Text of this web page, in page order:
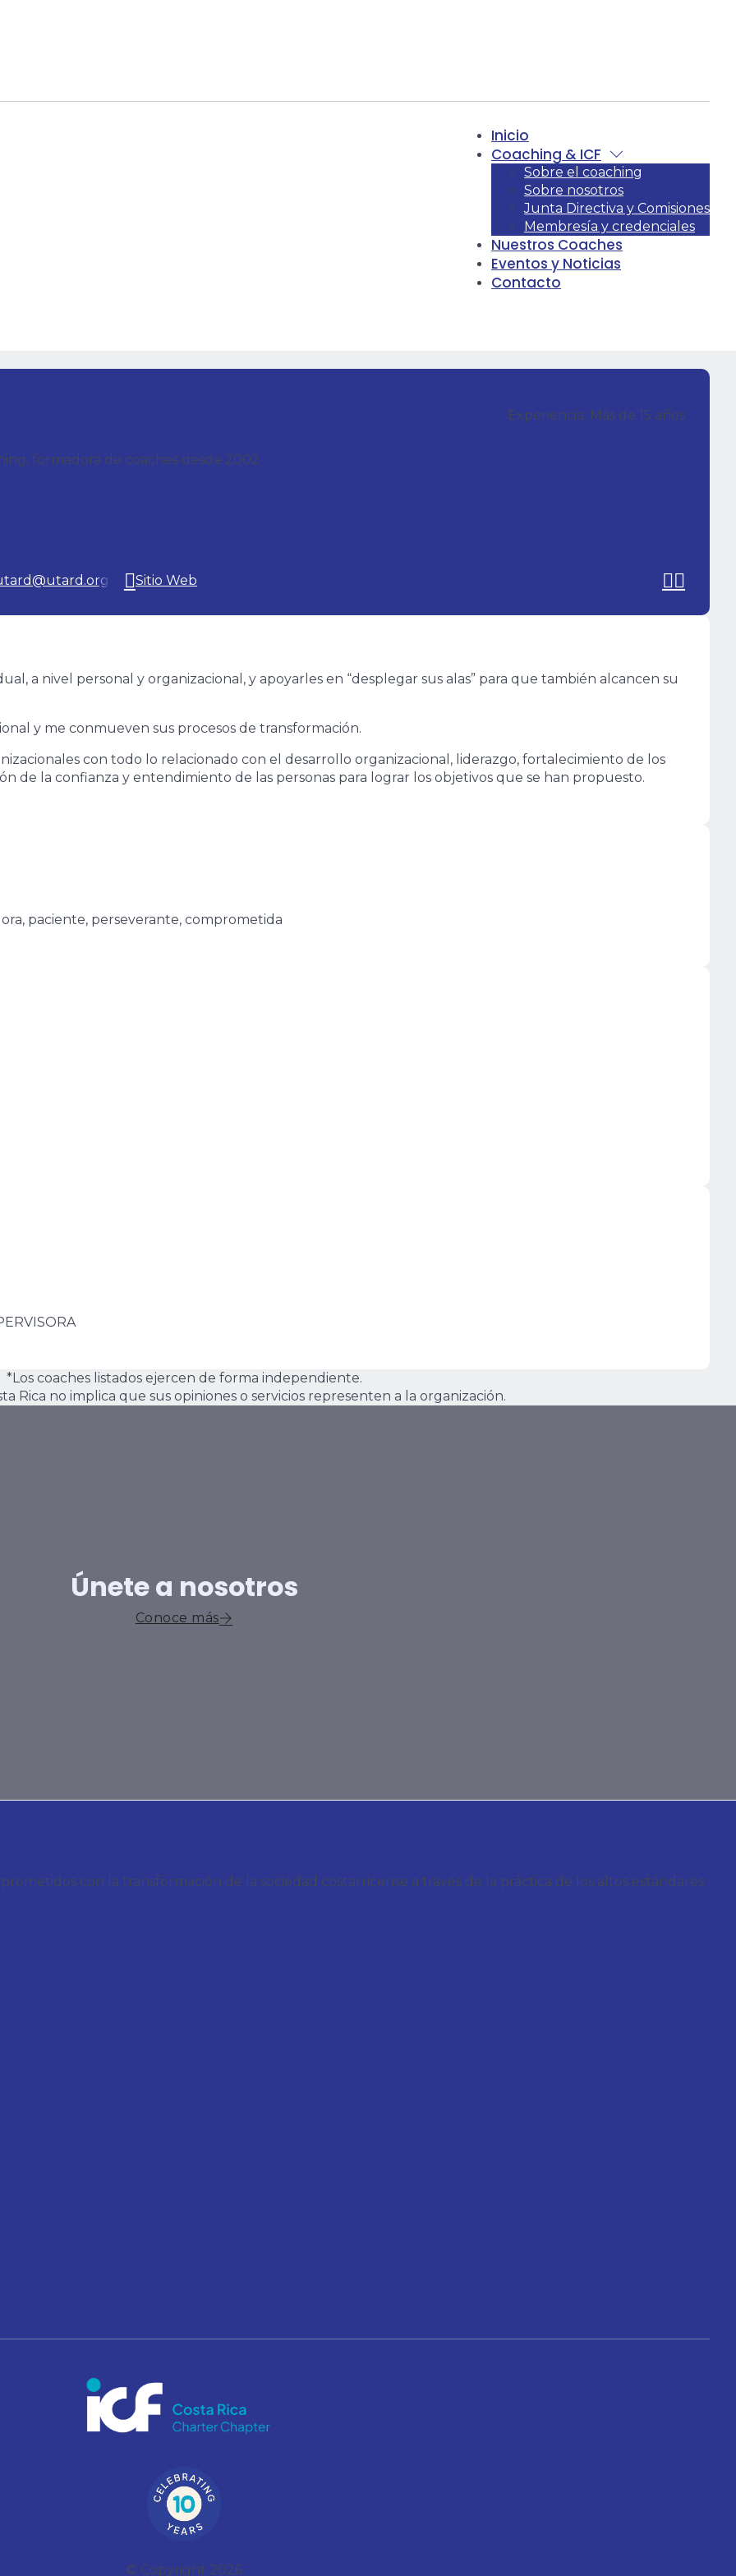
Inicio
Coaching & ICF
Sobre el coaching
Sobre nosotros
Junta Directiva y Comisiones
Membresía y credenciales
Nuestros Coaches
Eventos y Noticias
Contacto
Experiencia: Más de 15 años
formadora de coaches desde 2002
Sitio Web
a nivel personal y organizacional, y apoyarles en “desplegar sus alas” para que también alcancen su
y me conmueven sus procesos de transformación.
con todo lo relacionado con el desarrollo organizacional, liderazgo, fortalecimiento de los
de la confianza y entendimiento de las personas para lograr los objetivos que se han propuesto.
paciente, perseverante, comprometida
*Los coaches listados ejercen de forma independiente.
Rica no implica que sus opiniones o servicios representen a la organización.
Únete a nosotros
Conoce más
con la transformación de la sociedad costarricense a través de la práctica de los altos estándares
© Copyright 2026